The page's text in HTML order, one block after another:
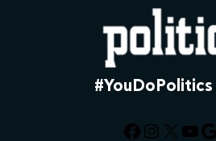
#YouDoPolitics
Facebook
X